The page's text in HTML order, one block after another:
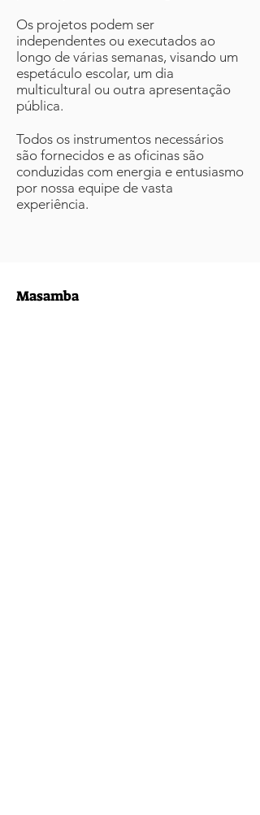
Os projetos podem ser
independentes ou executados ao
longo de várias semanas, visando um
espetáculo escolar, um dia
multicultural ou outra apresentação
pública.
Todos os instrumentos necessários
são fornecidos e as oficinas são
conduzidas com energia e entusiasmo
por nossa equipe de vasta
experiência.
Masamba